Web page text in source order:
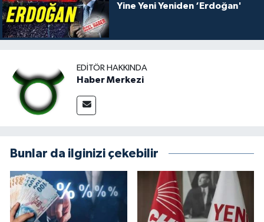
Yine Yeni Yeniden ‘Erdoğan'
EDITÖR HAKKINDA
Haber Merkezi
Bunlar da ilginizi çekebilir